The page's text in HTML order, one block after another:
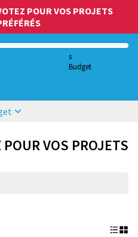
POUR VOS PROJETS
5
Budget
VOS PROJETS